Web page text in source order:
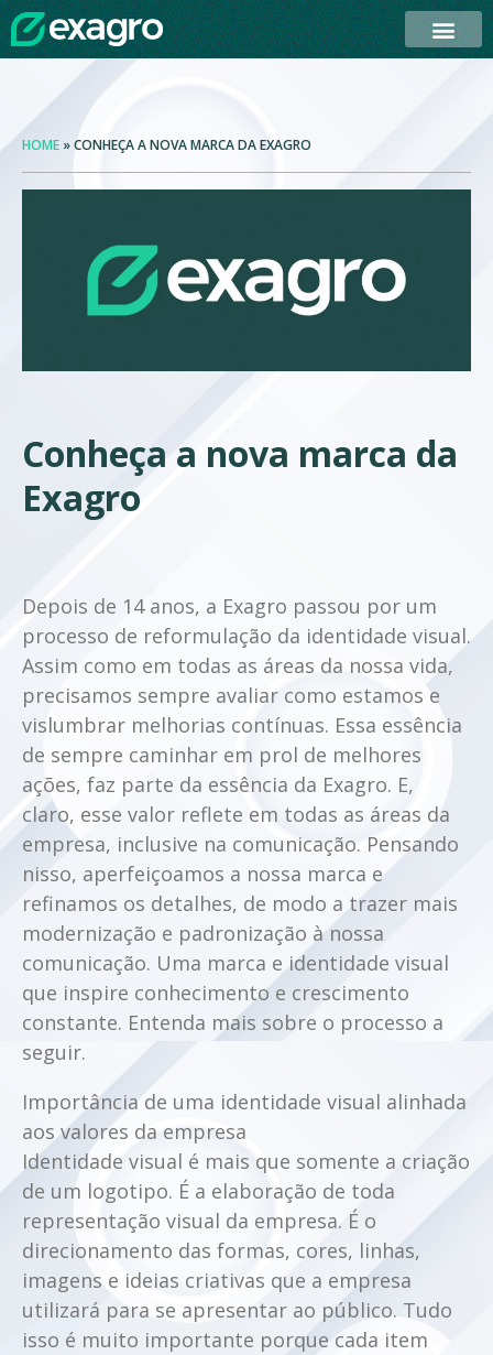
HOME »CONHEÇA A NOVA MARCA DA EXAGRO
Conheça a nova marca da
Exagro
Depois de 14 anos, a Exagro passou por um
processo de reformulação da identidade visual.
Assim como em todas as áreas da nossa vida,
precisamos sempre avaliar como estamos e
vislumbrar melhorias contínuas. Essa essência
de sempre caminhar em prol de melhores
ações, faz parte da essência da Exagro. E,
claro, esse valor reflete em todas as áreas da
empresa, inclusive na comunicação. Pensando
nisso, aperfeiçoamos a nossa marca e
refinamos os detalhes, de modo a trazer mais
modernização e padronização à nossa
comunicação. Uma marca e identidade visual
que inspire conhecimento e crescimento
constante. Entenda mais sobre o processo a
seguir.
Importância de uma identidade visual alinhada
aos valores da empresa
Identidade visual é mais que somente a criação
de um logotipo. É a elaboração de toda
representação visual da empresa. É o
direcionamento das formas, cores, linhas,
imagens e ideias criativas que a empresa
utilizará para se apresentar ao público. Tudo
isso é muito importante porque cada item